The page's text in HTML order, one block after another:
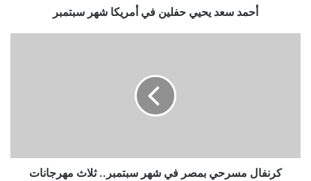
أحمد سعد يحيي حفلين في أمريكا شهر سبتمبر
دولية
ومحليةكرنفال مسرحي بمصر في شهر سبتمبر.. ثلاث مهرجانات